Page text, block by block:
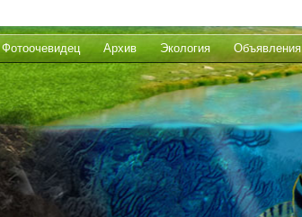
Фотоочевидец Архив Экология Объявления